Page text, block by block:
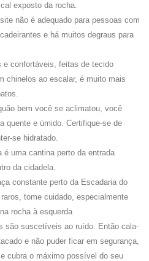
exposto da rocha.
não é adequado para pessoas com
e há muitos degraus para
e confortáveis, feitas de tecido
chinelos ao escalar, é muito mais
bem você se aclimatou, você
quente e úmido. Certifique-se de
se hidratado.
é uma cantina perto da entrada
da cidadela.
constante perto da Escadaria do
tome cuidado, especialmente
rocha à esquerda
são suscetíveis ao ruído. Então cala-
e não puder ficar em segurança,
cubra o máximo possível do seu